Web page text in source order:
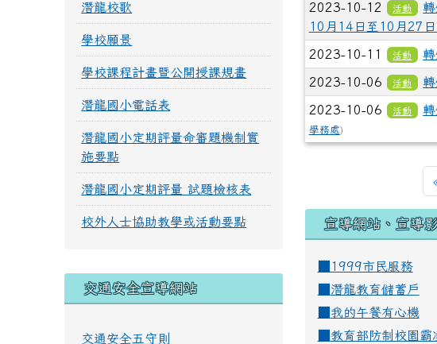
2023-10-12 活動
10月14日至10月27日
2023-10-11 活動
2023-10-06 活動
2023-10-06 活動
學務處)
宣導網站、宣導
■1999市民服務
潛龍教育儲蓄戶
我的午餐有心機
教育部防制校園霸
潛龍校歌
學校願景
學校課程計畫暨公開授課規畫
潛龍國小電話表
潛龍國小定期評量命審題機制實
施要點
潛龍國小定期評量 試題檢核表
校外人士協助教學或活動要點
交通安全宣導網站
交通安全五守則